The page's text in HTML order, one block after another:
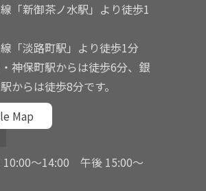
「新御茶ノ水駅」より徒歩1
「淡路町駅」より徒歩1分
神保町駅からは徒歩6分、銀
からは徒歩8分です。
Map
〜14:00 午後 15:00〜